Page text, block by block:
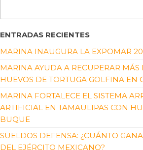
ENTRADAS RECIENTES
MARINA INAUGURA LA EXPOMAR
MARINA AYUDA A RECUPERAR MÁS
HUEVOS DE TORTUGA GOLFINA EN
MARINA FORTALECE EL SISTEMA
ARTIFICIAL EN TAMAULIPAS CON
BUQUE
SUELDOS DEFENSA: ¿CUÁNTO
DEL EJÉRCITO MEXICANO?